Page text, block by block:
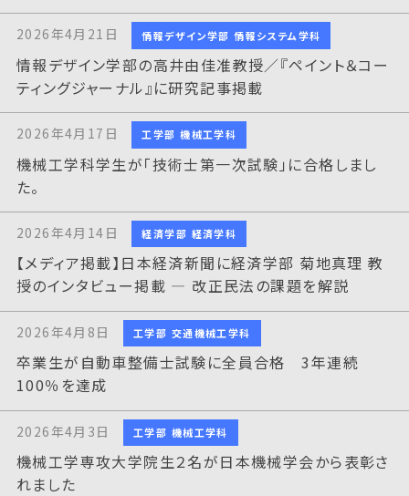
2026年4月21日 情報デザイン学部 情報システム学科
情報デザイン学部の高井由佳准教授／『ペイント＆コー
ティングジャーナル』に研究記事掲載
2026年4月17日 工学部 機械工学科
機械工学科学生が「技術士第一次試験」に合格しまし
た。
2026年4月14日 経済学部 経済学科
【メディア掲載】日本経済新聞に経済学部 菊地真理 教
授のインタビュー掲載 — 改正民法の課題を解説
2026年4月8日 工学部 交通機械工学科
卒業生が自動車整備士試験に全員合格 3年連続
100％を達成
2026年4月3日 工学部 機械工学科
機械工学専攻大学院生２名が日本機械学会から表彰さ
れました